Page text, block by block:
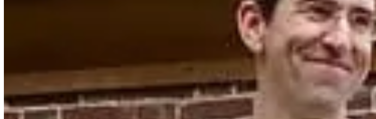
Limite de participants sur le 11 km : 150 inscrits
Attention : Une majoration de 4 € sera appliquée pour toutes inscriptions sur place.